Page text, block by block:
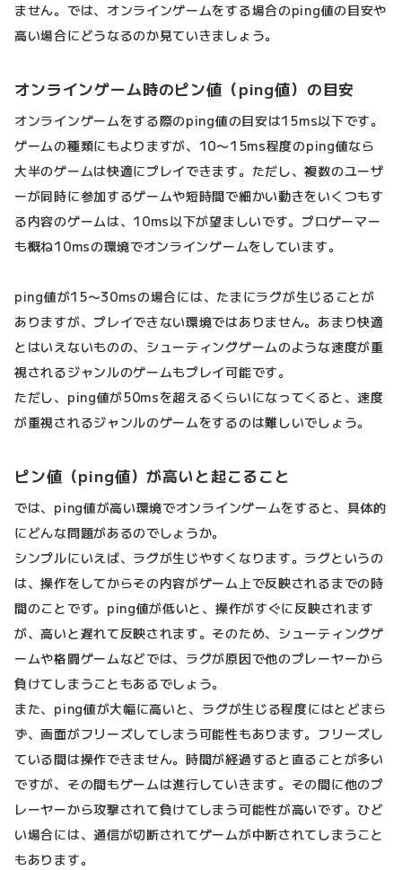
ません。では、オンラインゲームをする場合のping値の目安や
高い場合にどうなるのか見ていきましょう。
オンラインゲーム時のピン値（ping値）の目安
オンラインゲームをする際のping値の目安は15ms以下です。
ゲームの種類にもよりますが、10〜15ms程度のping値なら
大半のゲームは快適にプレイできます。ただし、複数のユーザ
ーが同時に参加するゲームや短時間で細かい動きをいくつもす
る内容のゲームは、10ms以下が望ましいです。プロゲーマー
も概ね10msの環境でオンラインゲームをしています。
ping値が15〜30msの場合には、たまにラグが生じることが
ありますが、プレイできない環境ではありません。あまり快適
とはいえないものの、シューティングゲームのような速度が重
視されるジャンルのゲームもプレイ可能です。
ただし、ping値が50msを超えるくらいになってくると、速度
が重視されるジャンルのゲームをするのは難しいでしょう。
ピン値（ping値）が高いと起こること
では、ping値が高い環境でオンラインゲームをすると、具体的
にどんな問題があるのでしょうか。
シンプルにいえば、ラグが生じやすくなります。ラグというの
は、操作をしてからその内容がゲーム上で反映されるまでの時
間のことです。ping値が低いと、操作がすぐに反映されます
が、高いと遅れて反映されます。そのため、シューティングゲ
ームや格闘ゲームなどでは、ラグが原因で他のプレーヤーから
負けてしまうこともあるでしょう。
また、ping値が大幅に高いと、ラグが生じる程度にはとどまら
ず、画面がフリーズしてしまう可能性もあります。フリーズし
ている間は操作できません。時間が経過すると直ることが多い
ですが、その間もゲームは進行していきます。その間に他のプ
レーヤーから攻撃されて負けてしまう可能性が高いです。ひど
い場合には、通信が切断されてゲームが中断されてしまうこと
もあります。